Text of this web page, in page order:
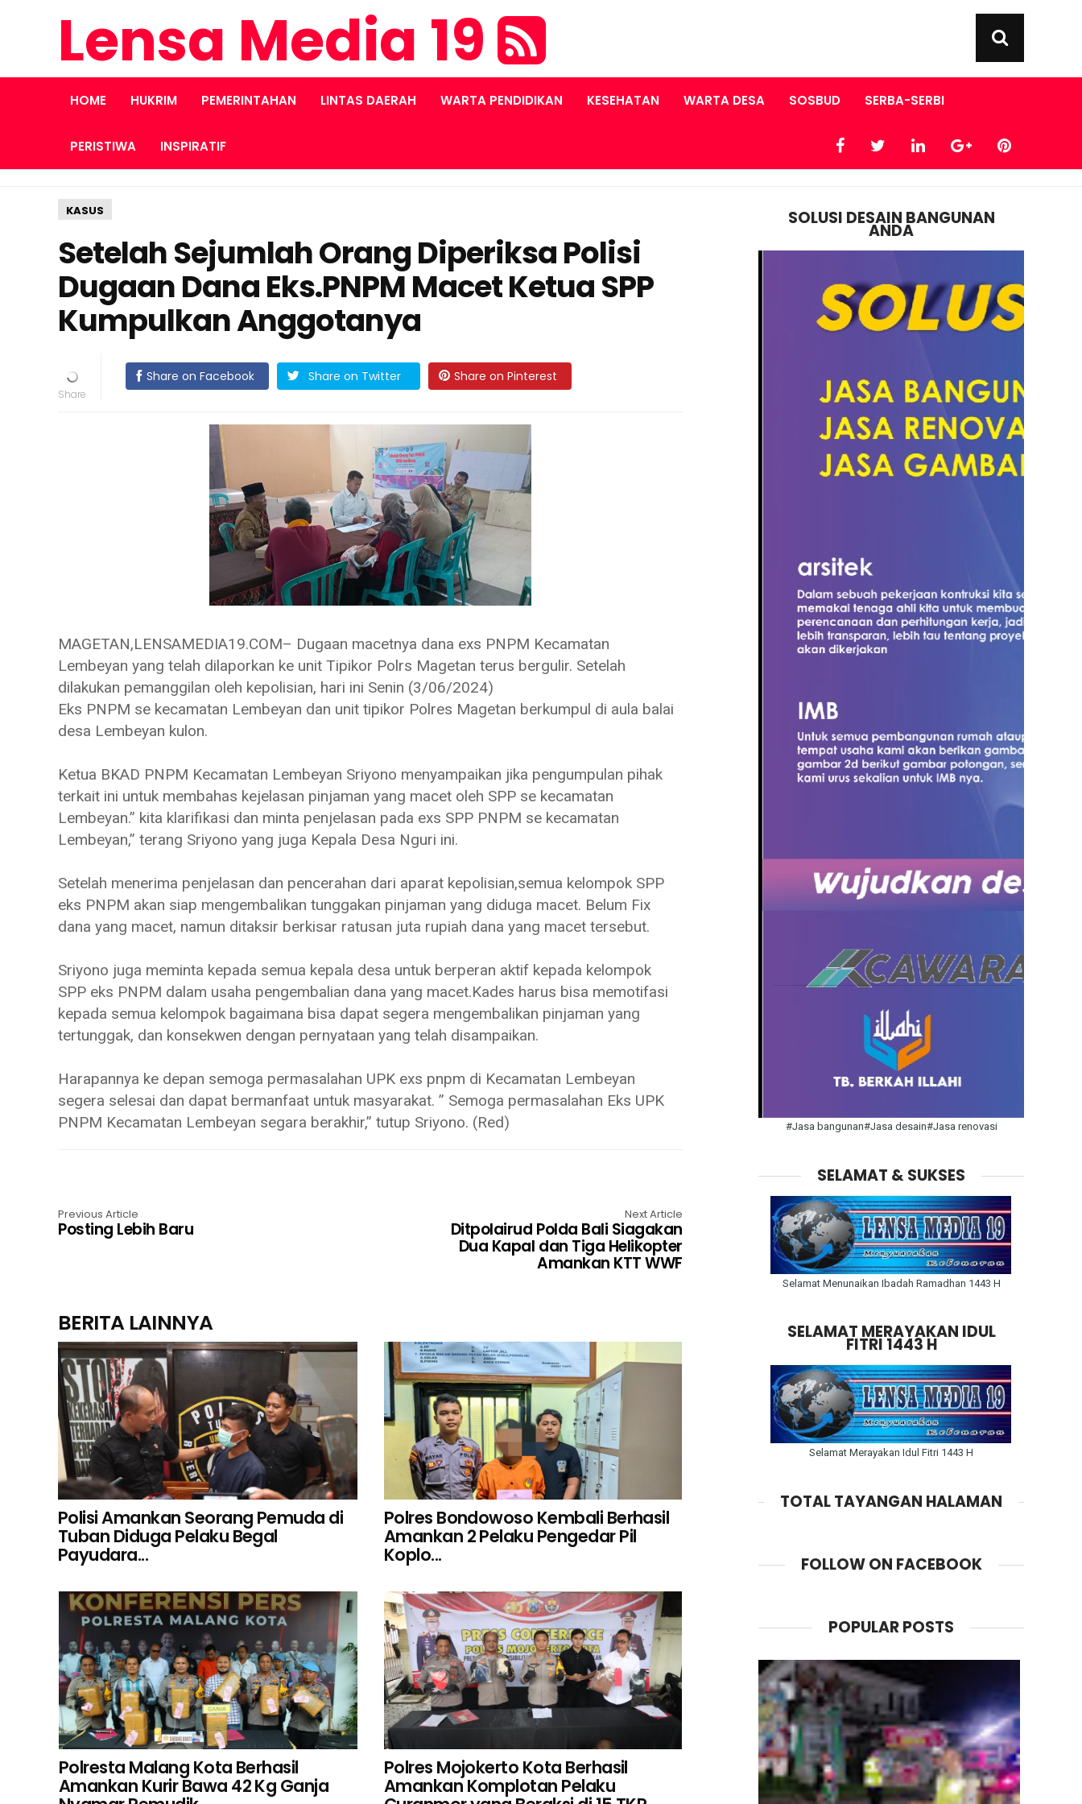
Lensa Media 19
HOME HUKRIM PEMERINTAHAN LINTAS DAERAH WARTA PENDIDIKAN KESEHATAN WARTA DESA SOSBUD SERBA-SERBI
PERISTIWA INSPIRATIF
KASUS
Setelah Sejumlah Orang Diperiksa Polisi
Dugaan Dana Eks.PNPM Macet Ketua SPP
Kumpulkan Anggotanya
Share on Facebook Share on Twitter Share on Pinterest
MAGETAN,LENSAMEDIA19.COM– Dugaan macetnya dana exs PNPM Kecamatan
Lembeyan yang telah dilaporkan ke unit Tipikor Polrs Magetan terus bergulir. Setelah
dilakukan pemanggilan oleh kepolisian, hari ini Senin (3/06/2024)
Eks PNPM se kecamatan Lembeyan dan unit tipikor Polres Magetan berkumpul di aula balai
desa Lembeyan kulon.
Ketua BKAD PNPM Kecamatan Lembeyan Sriyono menyampaikan jika pengumpulan pihak
terkait ini untuk membahas kejelasan pinjaman yang macet oleh SPP se kecamatan
Lembeyan.” kita klarifikasi dan minta penjelasan pada exs SPP PNPM se kecamatan
Lembeyan,” terang Sriyono yang juga Kepala Desa Nguri ini.
Setelah menerima penjelasan dan pencerahan dari aparat kepolisian,semua kelompok SPP
eks PNPM akan siap mengembalikan tunggakan pinjaman yang diduga macet. Belum Fix
dana yang macet, namun ditaksir berkisar ratusan juta rupiah dana yang macet tersebut.
Sriyono juga meminta kepada semua kepala desa untuk berperan aktif kepada kelompok
SPP eks PNPM dalam usaha pengembalian dana yang macet.Kades harus bisa memotifasi
kepada semua kelompok bagaimana bisa dapat segera mengembalikan pinjaman yang
tertunggak, dan konsekwen dengan pernyataan yang telah disampaikan.
Harapannya ke depan semoga permasalahan UPK exs pnpm di Kecamatan Lembeyan
segera selesai dan dapat bermanfaat untuk masyarakat. ” Semoga permasalahan Eks UPK
PNPM Kecamatan Lembeyan segara berakhir,” tutup Sriyono. (Red)
Previous Article
Posting Lebih Baru
Next Article
Ditpolairud Polda Bali Siagakan
Dua Kapal dan Tiga Helikopter
Amankan KTT WWF
BERITA LAINNYA
Polisi Amankan Seorang Pemuda di
Tuban Diduga Pelaku Begal
Payudara...
Polres Bondowoso Kembali Berhasil
Amankan 2 Pelaku Pengedar Pil
Koplo...
Polresta Malang Kota Berhasil
Amankan Kurir Bawa 42 Kg Ganja
Polres Mojokerto Kota Berhasil
Amankan Komplotan Pelaku
SOLUSI DESAIN BANGUNAN
ANDA
#Jasa bangunan#Jasa desain#Jasa renovasi
SELAMAT & SUKSES
Selamat Menunaikan Ibadah Ramadhan 1443 H
SELAMAT MERAYAKAN IDUL
FITRI 1443 H
Selamat Merayakan Idul Fitri 1443 H
TOTAL TAYANGAN HALAMAN
FOLLOW ON FACEBOOK
POPULAR POSTS